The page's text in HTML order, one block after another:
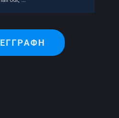
ΕΓΓΡΑΦΗ